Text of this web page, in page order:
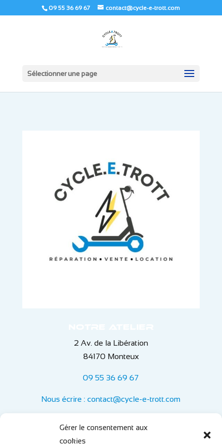
Gérer le consentement aux
cookies
09 55 36 69 67 contact@cycle-e-trott.com
Sélectionner une page
2 Av. de la Libération
84170 Monteux
09 55 36 69 67
Nous écrire : contact@cycle-e-trott.com
Informations